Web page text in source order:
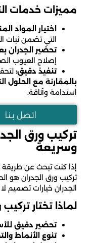
مميزات خدمات
اختيار المواد
التي تضمن ثبات
تحضير الجدران
إصلاح العيوب
تنفيذ دقيق:
بالمقارنة مع الحلول
استدامة وأناقة.
اتـصل بـنـا
تركيب ورق
وسريعة
إذا كنت تبحث عن
تركيب ورق الجدران هو
الجدران خيارات تصميم
لماذا تختار
تحضير دقيق
تنوع الأنماط